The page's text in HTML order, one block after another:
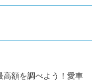
高額を調べよう！愛車